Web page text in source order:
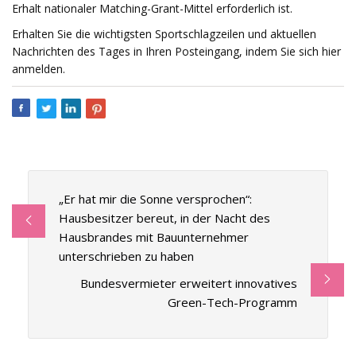
Erhalt nationaler Matching-Grant-Mittel erforderlich ist.
Erhalten Sie die wichtigsten Sportschlagzeilen und aktuellen
Nachrichten des Tages in Ihren Posteingang, indem Sie sich hier
anmelden.
„Er hat mir die Sonne versprochen“:
Hausbesitzer bereut, in der Nacht des
Hausbrandes mit Bauunternehmer
unterschrieben zu haben
Bundesvermieter erweitert innovatives
Green-Tech-Programm